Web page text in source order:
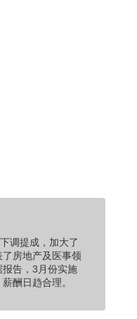
调提成，加大了
房地产及医事领
告，3月份实施
酬日趋合理。